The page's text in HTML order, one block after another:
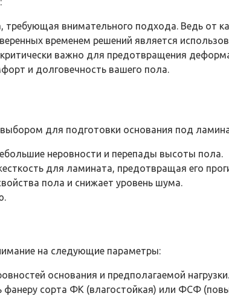
внимательного подхода. Ведь от
временем решений является
важно для предотвращения
и долговечность вашего пола.
для подготовки основания под
неровности и перепады высоты пола.
для ламината, предотвращая его
пола и снижает уровень шума.
на следующие параметры:
основания и предполагаемой
сорта ФК (влагостойкая) или ФСФ